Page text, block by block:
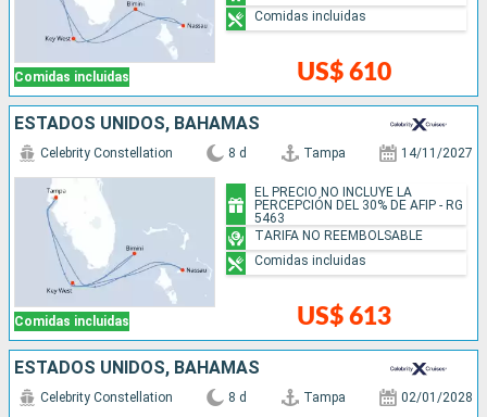
Comidas incluidas US$ 610
Comidas incluidas
ESTADOS UNIDOS, BAHAMAS
Comidas incluidas
Celebrity Constellation 8 d Tampa 14/11/2027
US$ 613
EL PRECIO NO INCLUYE LA
PERCEPCIÓN DEL 30% DE AFIP - RG
5463
TARIFA NO REEMBOLSABLE
Comidas incluidas
ESTADOS UNIDOS, BAHAMAS
Celebrity Constellation 8 d Tampa 02/01/2028